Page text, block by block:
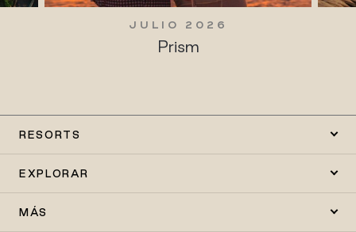
JULIO 2026
Prism
RESORTS
EXPLORAR
MÁS